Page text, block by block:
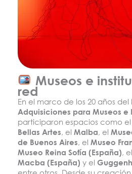
Museos e
red
En el marco de los 20 años del
Adquisiciones para Museos e
participaron espacios como el
Bellas Artes, el Malba, el
de Buenos Aires, el Museo
Museo Reina Sofía (España), el
Macba (España) y el